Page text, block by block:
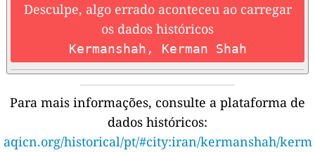
Desculpe, algo errado aconteceu ao carregar
os dados históricos
Kermanshah, Kerman Shah
Para mais informações, consulte a plataforma de
dados históricos:
aqicn.org/historical/pt/#city:iran/kermanshah/kerm